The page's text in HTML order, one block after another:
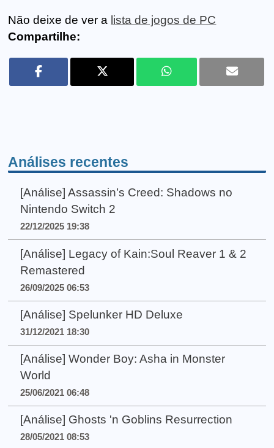
Não deixe de ver a lista de jogos de PC
Compartilhe:
Análises recentes
[Análise] Assassin’s Creed: Shadows no
Nintendo Switch 2
22/12/2025 19:38
[Análise] Legacy of Kain:Soul Reaver 1 & 2
Remastered
26/09/2025 06:53
[Análise] Spelunker HD Deluxe
31/12/2021 18:30
[Análise] Wonder Boy: Asha in Monster
World
25/06/2021 06:48
[Análise] Ghosts 'n Goblins Resurrection
28/05/2021 08:53